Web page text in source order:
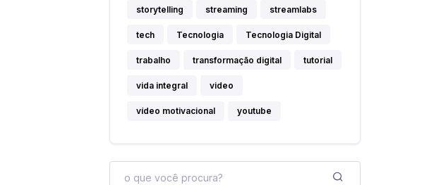
storytelling streaming streamlabs
tech Tecnologia Tecnologia Digital
trabalho transformação digital tutorial
vida integral video
vídeo motivacional youtube